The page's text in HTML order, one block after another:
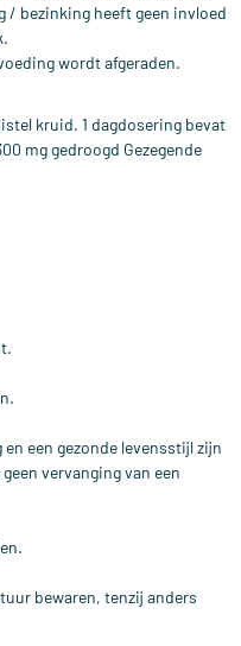
/ bezinking heeft geen invloed
wordt afgeraden.
kruid. 1 dagdosering bevat
mg gedroogd Gezegende
een gezonde levensstijl zijn
vervanging van een
bewaren, tenzij anders